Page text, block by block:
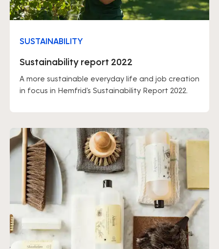
SUSTAINABILITY
Sustainability report 2022
A more sustainable everyday life and job creation
in focus in Hemfrid's Sustainability Report 2022.